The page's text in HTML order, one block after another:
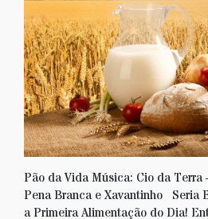
Pão da Vida Música: Cio da
Pena Branca e Xavantinho Seria
a Primeira Alimentação do Dia!